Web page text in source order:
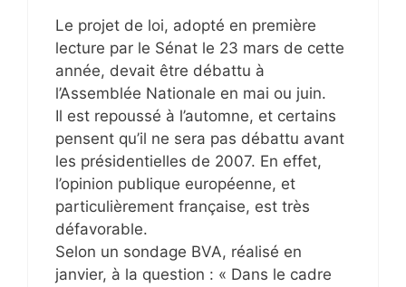
Le projet de loi, adopté en première
lecture par le Sénat le 23 mars de cette
année, devait être débattu à
l’Assemblée Nationale en mai ou juin.
Il est repoussé à l’automne, et certains
pensent qu’il ne sera pas débattu avant
les présidentielles de 2007. En effet,
l’opinion publique européenne, et
particulièrement française, est très
défavorable.
Selon un sondage BVA, réalisé en
janvier, à la question : « Dans le cadre